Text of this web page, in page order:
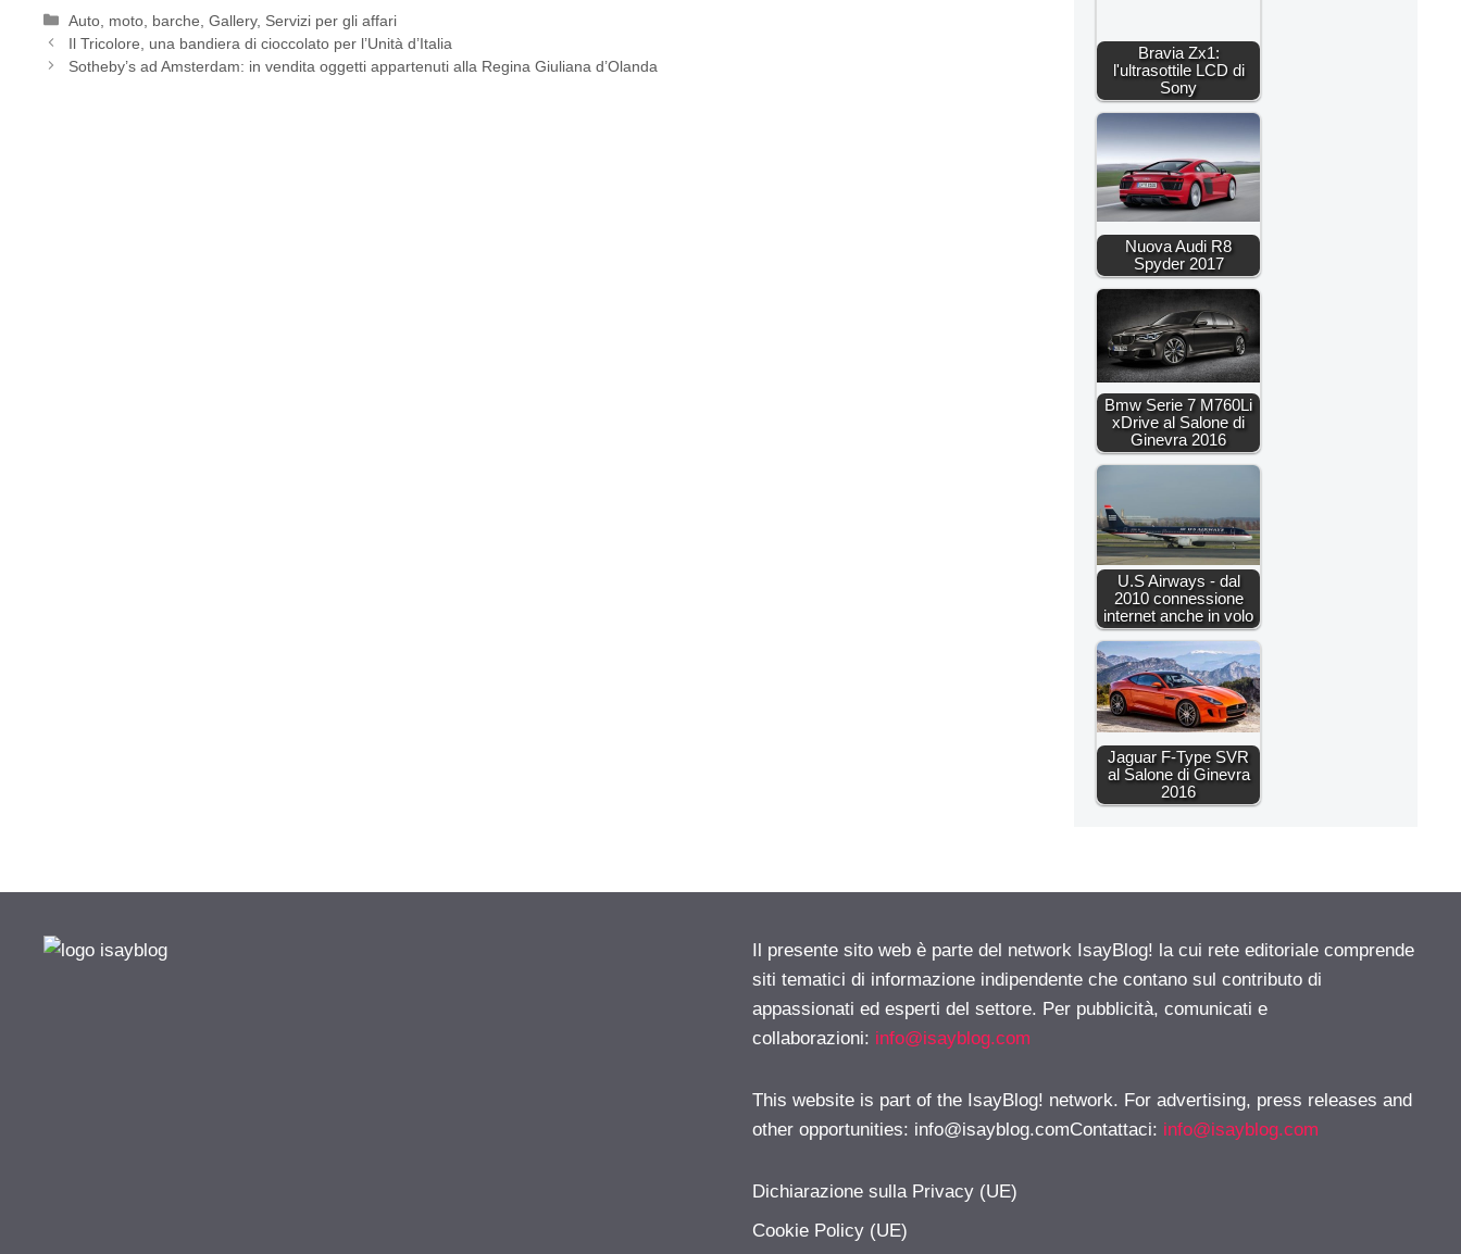
Categorie
Auto, moto, barche ,Gallery, Servizi per gli affari
Il Tricolore, una bandiera di cioccolato per l’Unità d’Italia
Sotheby’s ad Amsterdam: in vendita oggetti appartenuti alla Regina Giuliana d’Olanda
Bravia Zx1:
l'ultrasottile LCD di
Sony
Nuova Audi R8
Spyder 2017
Bmw Serie 7 M760Li
xDrive al Salone di
Ginevra 2016
U.S Airways - dal
2010 connessione
internet anche in volo
Jaguar F-Type SVR
al Salone di Ginevra
2016
Il presente sito web è parte del network IsayBlog! la cui rete editoriale comprende
siti tematici di informazione indipendente che contano sul contributo di
appassionati ed esperti del settore. Per pubblicità, comunicati e
collaborazioni: info@isayblog.com
This website is part of the IsayBlog! network. For advertising, press releases and
other opportunities: info@isayblog.comContattaci: info@isayblog.com
Dichiarazione sulla Privacy (UE)
Cookie Policy (UE)